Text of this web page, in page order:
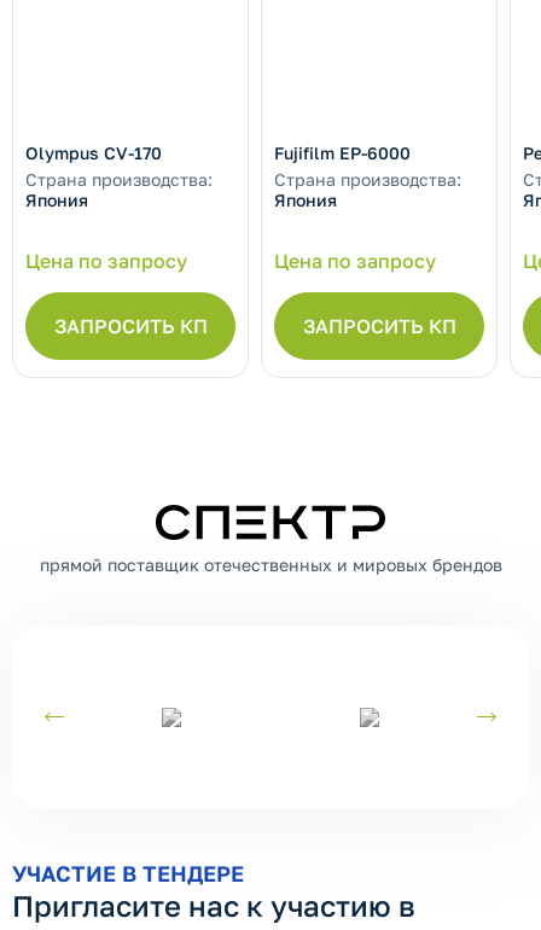
Olympus CV-170
Страна производства:
Япония
Цена по запросу
ЗАПРОСИТЬ КП
Fujifilm EP-6000
Страна производства:
Япония
Цена по запросу
ЗАПРОСИТЬ КП
СПЕКТР
прямой поставщик отечественных и мировых брендов
УЧАСТИЕ В ТЕНДЕРЕ
Пригласите нас к участию в